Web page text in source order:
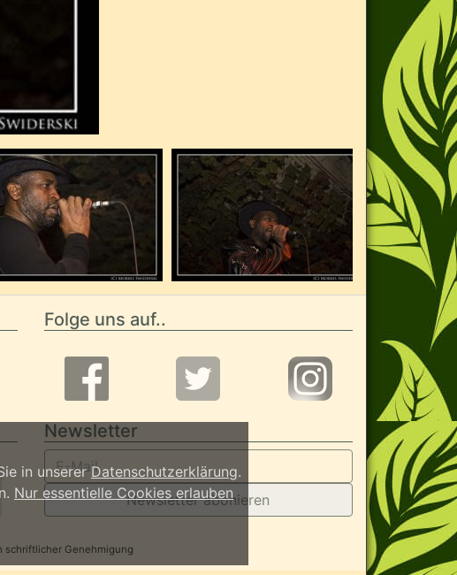
Folge uns auf..
Newsletter
Newsletter abonieren
schriftlicher Genehmigung
in unsererDatenschutzerklärung.
Nur essentielle Cookies erlauben